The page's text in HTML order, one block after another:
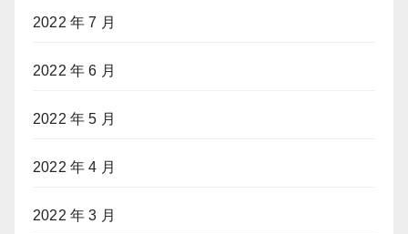
2022 年 7 月
2022 年 6 月
2022 年 5 月
2022 年 4 月
2022 年 3 月